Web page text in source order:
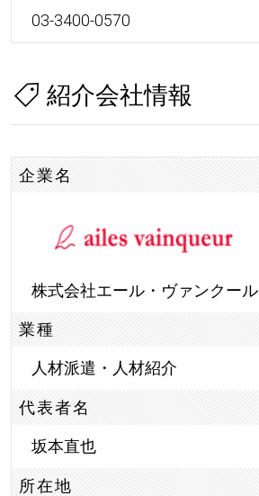
03-3400-0570
紹介会社情報
企業名
株式会社エール・ヴァンクール
業種
人材派遣・人材紹介
代表者名
坂本直也
所在地